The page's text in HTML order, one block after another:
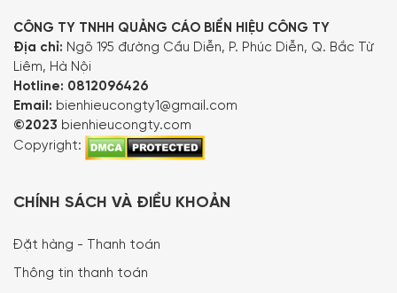
CÔNG TY TNHH QUẢNG CÁO BIỂN HIỆU CÔNG TY
Địa chỉ: Ngõ 195 đường Cầu Diễn, P. Phúc Diễn, Q. Bắc Từ
Liêm, Hà Nội
Hotline: 0812096426
Email: bienhieucongty1@gmail.com
©2023 bienhieucongty.com
Copyright:
CHÍNH SÁCH VÀ ĐIỀU KHOẢN
Đặt hàng - Thanh toán
Thông tin thanh toán